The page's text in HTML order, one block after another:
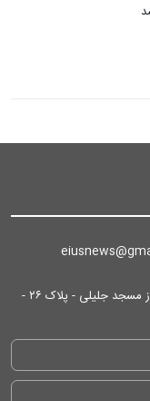
آدرس: تهران/ انتهای خیابان ایرانشهر - پایین تر از مسجد جلیلی - پلاک ۲۶ -